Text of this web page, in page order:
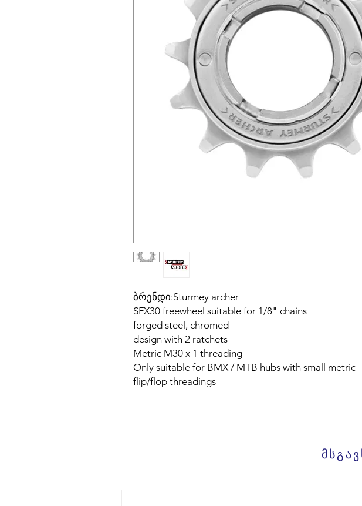
ბრენდი:Sturmey archer
SFX30 freewheel suitable for 1/8" chains
forged steel, chromed
design with 2 ratchets
Metric M30 x 1 threading
Only suitable for BMX / MTB hubs with small metric
flip/flop threadings